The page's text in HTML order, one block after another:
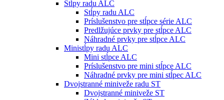
Stĺpy radu ALC
Stĺpy radu ALC
Príslušenstvo pre stĺpce série ALC
Predlžujúce prvky pre stĺpce ALC
Náhradné prvky pre stĺpce ALC
Ministĺpy radu ALC
Mini stĺpce ALC
Príslušenstvo pre mini stĺpce ALC
Náhradné prvky pre mini stĺpec ALC
Dvojstranné miniveže radu ST
Dvojstranné miniveže ST